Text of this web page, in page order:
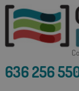
636 256